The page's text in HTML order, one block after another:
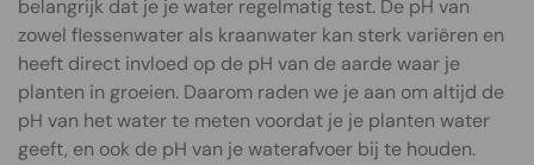
belangrijk dat je je water regelmatig test. De pH van
zowel flessenwater als kraanwater kan sterk variëren en
heeft direct invloed op de pH van de aarde waar je
planten in groeien. Daarom raden we je aan om altijd de
pH van het water te meten voordat je je planten water
geeft, en ook de pH van je waterafvoer bij te houden.